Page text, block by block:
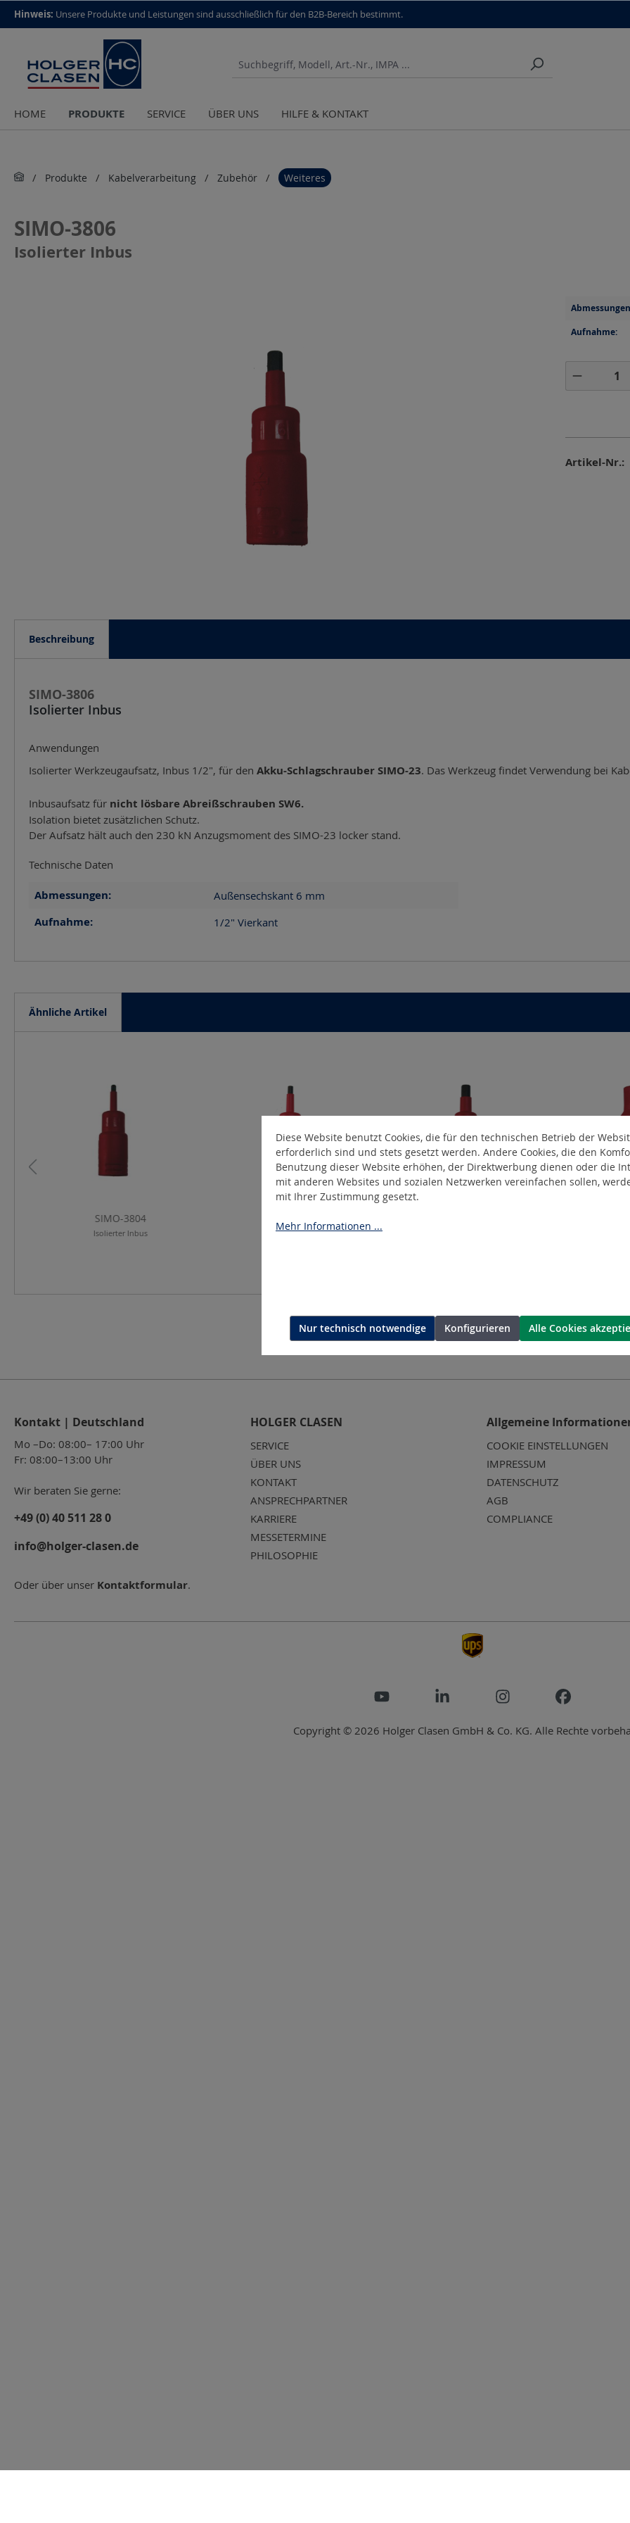
top scroll helper
Hinweis: Unsere Produkte und Leistungen sind aus­schließlich für den B2B-Bereich bestimmt.
HOME PRODUKTE SERVICE ÜBER UNS HILFE & KONTAKT
Produkte Kabelverarbeitung Zubehör Weiteres
SIMO-3806
Isolierter Inbus
Aufnahme:
Artikel-Nr.:
Beschreibung
SIMO-3806
Isolierter Inbus
Anwendungen
Isolierter Werkzeugaufsatz, Inbus 1/2", für den Akku-Schlagschrauber SIMO-23. Das Werkzeug findet Verwendung bei
Inbusaufsatz für nicht lösbare Abreißschrauben SW6.
Isolation bietet zusätzlichen Schutz.
Der Aufsatz hält auch den 230 kN Anzugsmoment des SIMO-23 locker stand.
Technische Daten
Abmessungen: Außensechskant 6 mm
Aufnahme: 1/2" Vierkant
Ähnliche Artikel
SIMO-3804
Isolierter Inbus Isolierter Inbus
Kontakt | Deutschland
Mo –Do: 08:00– 17:00 Uhr
Fr: 08:00–13:00 Uhr
Wir beraten Sie gerne:
+49 (0) 40 511 28 0
info@holger-clasen.de
Oder über unser Kontaktformular.
HOLGER CLASEN
SERVICE
ÜBER UNS
KONTAKT
ANSPRECHPARTNER
KARRIERE
MESSETERMINE
PHILOSOPHIE
Allgemeine
COOKIE EINSTELLUNGEN
IMPRESSUM
DATENSCHUTZ
AGB
COMPLIANCE
Copyright © 2026 Holger Clasen GmbH & Co. KG. Alle Rechte
Diese Website benutzt Cookies, die für den technischen Betrieb der
erforderlich sind und stets gesetzt werden. Andere Cookies, die den
Benutzung dieser Website erhöhen, der Direktwerbung dienen oder die
mit anderen Websites und sozialen Netzwerken vereinfachen sollen,
mit Ihrer Zustimmung gesetzt.
Mehr Informationen ...
Nur technisch notwendige Konfigurieren Alle Cookies